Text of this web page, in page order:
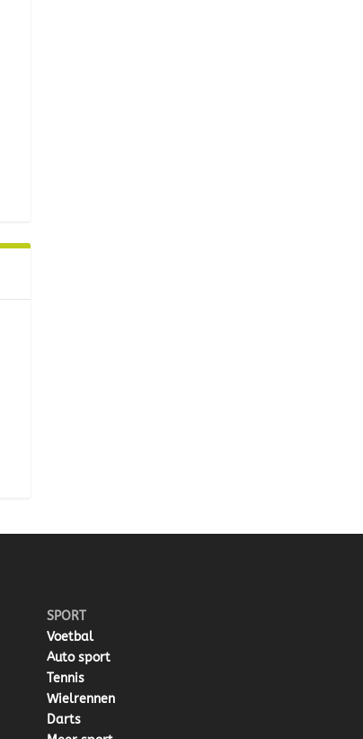
SPORT
Voetbal
Auto sport
Tennis
Wielrennen
Darts